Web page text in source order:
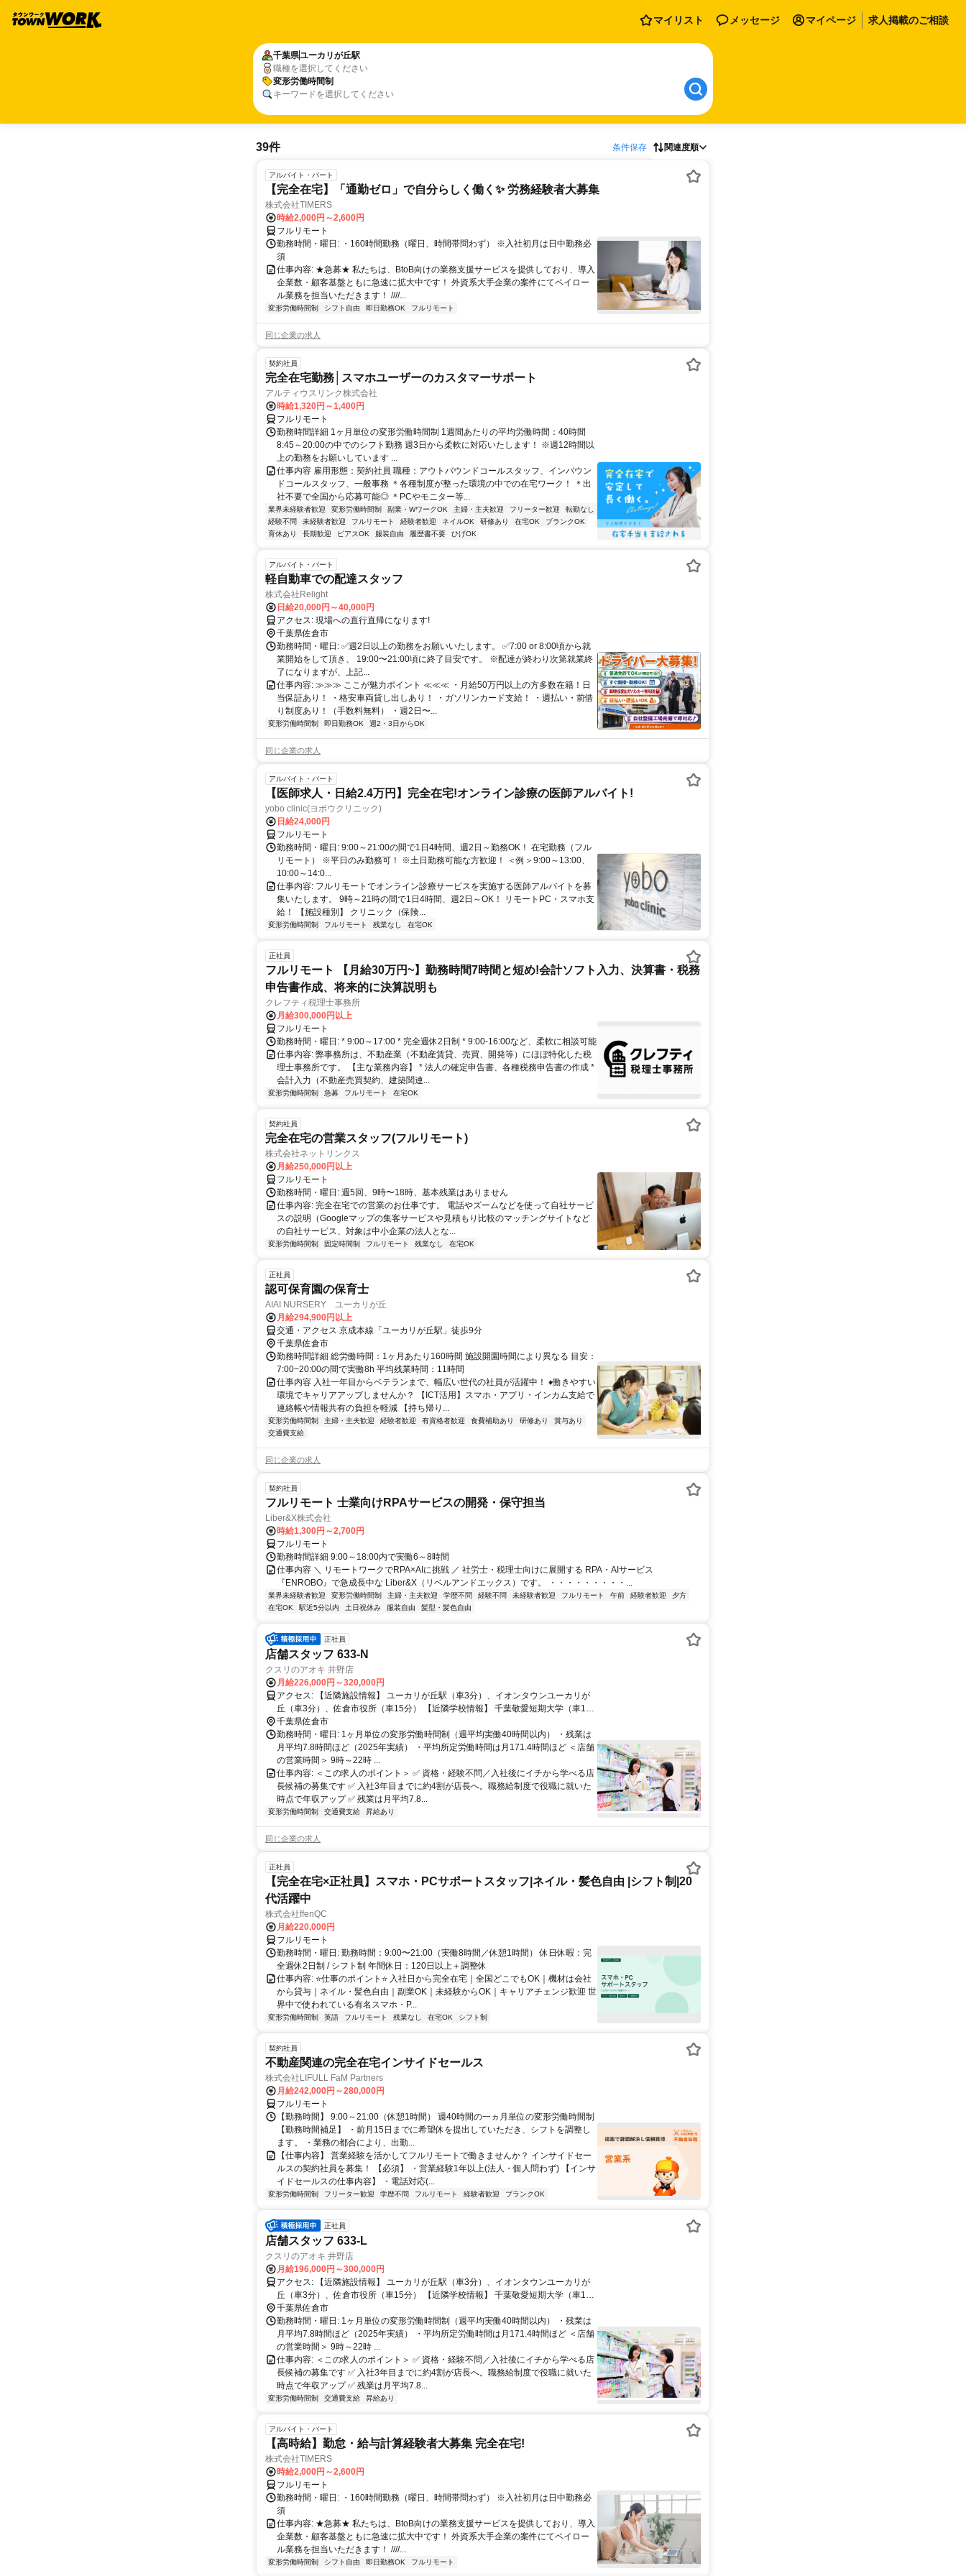
マイリスト メッセージ マイページ 求人掲載のご相談
千葉県ユーカリが丘駅
職種を選択してください
変形労働時間制
キーワードを選択してください
39件 条件保存 関連度順
アルバイト・パート
【完全在宅】「通勤ゼロ」で自分らしく働く✨ 労務経験者大募集
株式会社TIMERS
時給2,000円～2,600円
フルリモート
勤務時間・曜日: ・160時間勤務（曜日、時間帯問わず） ※入社初月は日中勤務必
須
仕事内容: ★急募★ 私たちは、BtoB向けの業務支援サービスを提供しており、導入
企業数・顧客基盤ともに急速に拡大中です！ 外資系大手企業の案件にてペイロー
ル業務を担当いただきます！ ////...
変形労働時間制 シフト自由 即日勤務OK フルリモート
同じ企業の求人
契約社員
完全在宅勤務│スマホユーザーのカスタマーサポート
アルティウスリンク株式会社
時給1,320円～1,400円
フルリモート
勤務時間詳細 1ヶ月単位の変形労働時間制 1週間あたりの平均労働時間：40時間
8:45～20:00の中でのシフト勤務 週3日から柔軟に対応いたします！ ※週12時間以
上の勤務をお願いしています ...
仕事内容 雇用形態：契約社員 職種：アウトバウンドコールスタッフ、インバウン
ドコールスタッフ、一般事務 ＊各種制度が整った環境の中での在宅ワーク！ ＊出
社不要で全国から応募可能◎ ＊PCやモニター等...
業界未経験者歓迎 変形労働時間制 副業・WワークOK 主婦・主夫歓迎 フリーター歓迎
転勤なし
経験不問
未経験者歓迎 フルリモート 経験者歓迎 ネイルOK 研修あり 在宅OK
ブランクOK
育休あり
長期歓迎 ピアスOK 服装自由 履歴書不要 ひげOK
アルバイト・パート
軽自動車での配達スタッフ
株式会社Relight
日給20,000円～40,000円
アクセス: 現場への直行直帰になります!
千葉県佐倉市
勤務時間・曜日: ✅週2日以上の勤務をお願いいたします。 ✅7:00 or 8:00頃から就
業開始をして頂き、 19:00〜21:00頃に終了目安です。 ※配達が終わり次第就業終
了になりますが、上記...
仕事内容: ≫≫≫ ここが魅力ポイント ≪≪≪ ・月給50万円以上の方多数在籍！日
当保証あり！ ・格安車両貸し出しあり！ ・ガソリンカード支給！ ・週払い・前借
り制度あり！（手数料無料） ・週2日〜...
変形労働時間制 即日勤務OK 週2・3日からOK
同じ企業の求人
アルバイト・パート
【医師求人・日給2.4万円】完全在宅!オンライン診療の医師アルバイト!
yobo clinic(ヨボウクリニック)
日給24,000円
フルリモート
勤務時間・曜日: 9:00～21:00の間で1日4時間、週2日～勤務OK！ 在宅勤務（フル
リモート） ※平日のみ勤務可！ ※土日勤務可能な方歓迎！ ＜例＞9:00～13:00、
10:00～14:0...
仕事内容: フルリモートでオンライン診療サービスを実施する医師アルバイトを募
集いたします。 9時～21時の間で1日4時間、週2日～OK！ リモートPC・スマホ支
給！ 【施設種別】 クリニック（保険...
変形労働時間制 フルリモート 残業なし 在宅OK
正社員
フルリモート 【月給30万円~】勤務時間7時間と短め!会計ソフト入力、決算書・税務
申告書作成、将来的に決算説明も
クレフティ税理士事務所
月給300,000円以上
フルリモート
勤務時間・曜日: * 9:00～17:00 * 完全週休2日制 * 9:00-16:00など、柔軟に相談可能
仕事内容: 弊事務所は、不動産業（不動産賃貸、売買、開発等）にほぼ特化した税
理士事務所です。 【主な業務内容】 * 法人の確定申告書、各種税務申告書の作成 *
会計入力（不動産売買契約、建築関連...
変形労働時間制 急募 フルリモート 在宅OK
契約社員
完全在宅の営業スタッフ(フルリモート)
株式会社ネットリンクス
月給250,000円以上
フルリモート
勤務時間・曜日: 週5回、9時〜18時、基本残業はありません
仕事内容: 完全在宅での営業のお仕事です。 電話やズームなどを使って自社サービ
スの説明（Googleマップの集客サービスや見積もり比較のマッチングサイトなど
の自社サービス、対象は中小企業の法人とな...
変形労働時間制 固定時間制 フルリモート 残業なし 在宅OK
正社員
認可保育園の保育士
AIAI NURSERY ユーカリが丘
月給294,900円以上
交通・アクセス 京成本線「ユーカリが丘駅」徒歩9分
千葉県佐倉市
勤務時間詳細 総労働時間：1ヶ月あたり160時間 施設開園時間により異なる 目安：
7:00~20:00の間で実働8h 平均残業時間：11時間
仕事内容 入社一年目からベテランまで、幅広い世代の社員が活躍中！ ♦︎働きやすい
環境でキャリアアップしませんか？ 【ICT活用】スマホ・アプリ・インカム支給で
連絡帳や情報共有の負担を軽減 【持ち帰り...
変形労働時間制 主婦・主夫歓迎 経験者歓迎 有資格者歓迎 食費補助あり 研修あり
賞与あり
交通費支給
同じ企業の求人
契約社員
フルリモート 士業向けRPAサービスの開発・保守担当
Liber&X株式会社
時給1,300円～2,700円
フルリモート
勤務時間詳細 9:00～18:00内で実働6～8時間
仕事内容 ＼ リモートワークでRPA×AIに挑戦 ／ 社労士・税理士向けに展開する RPA・AIサービス
『ENROBO』で急成長中な Liber&X（リベルアンドエックス）です。 ・・・・・・・・・...
業界未経験者歓迎 変形労働時間制 主婦・主夫歓迎 学歴不問 経験不問 未経験者歓迎 フルリモート 午前 経験者歓迎
夕方
在宅OK
駅近5分以内 土日祝休み 服装自由 髪型・髪色自由
正社員
店舗スタッフ 633-N
クスリのアオキ 井野店
月給226,000円～320,000円
アクセス: 【近隣施設情報】 ユーカリが丘駅（車3分）、イオンタウンユーカリが
丘（車3分）、佐倉市役所（車15分） 【近隣学校情報】 千葉敬愛短期大学（車15
分）
千葉県佐倉市
勤務時間・曜日: 1ヶ月単位の変形労働時間制（週平均実働40時間以内） ・残業は
月平均7.8時間ほど（2025年実績） ・平均所定労働時間は月171.4時間ほど ＜店舗
の営業時間＞ 9時～22時 ...
仕事内容: ＜この求人のポイント＞ ✅ 資格・経験不問／入社後にイチから学べる店
長候補の募集です ✅ 入社3年目までに約4割が店長へ。職務給制度で役職に就いた
時点で年収アップ ✅ 残業は月平均7.8...
変形労働時間制 交通費支給 昇給あり
同じ企業の求人
正社員
【完全在宅×正社員】スマホ・PCサポートスタッフ|ネイル・髪色自由 |シフト制|20
代活躍中
株式会社ffenQC
月給220,000円
フルリモート
勤務時間・曜日: 勤務時間：9:00〜21:00（実働8時間／休憩1時間） 休日休暇：完
全週休2日制 / シフト制 年間休日：120日以上＋調整休
仕事内容: ⭐️仕事のポイント⭐️ 入社日から完全在宅｜全国どこでもOK｜機材は会社
から貸与｜ネイル・髪色自由｜副業OK｜未経験からOK｜キャリアチェンジ歓迎 世
界中で使われている有名スマホ・P...
変形労働時間制 英語 フルリモート 残業なし 在宅OK シフト制
契約社員
不動産関連の完全在宅インサイドセールス
株式会社LIFULL FaM Partners
月給242,000円～280,000円
フルリモート
【勤務時間】 9:00～21:00（休憩1時間） 週40時間の一ヵ月単位の変形労働時間制
【勤務時間補足】 ・前月15日までに希望休を提出していただき、シフトを調整し
ます。 ・業務の都合により、出勤...
【仕事内容】 営業経験を活かしてフルリモートで働きませんか？ インサイドセー
ルスの契約社員を募集！ 【必須】 ・営業経験1年以上(法人・個人問わず) 【インサ
イドセールスの仕事内容】 ・電話対応(...
変形労働時間制 フリーター歓迎 学歴不問 フルリモート 経験者歓迎 ブランクOK
正社員
店舗スタッフ 633-L
クスリのアオキ 井野店
月給196,000円～300,000円
アクセス: 【近隣施設情報】 ユーカリが丘駅（車3分）、イオンタウンユーカリが
丘（車3分）、佐倉市役所（車15分） 【近隣学校情報】 千葉敬愛短期大学（車15
分）
千葉県佐倉市
勤務時間・曜日: 1ヶ月単位の変形労働時間制（週平均実働40時間以内） ・残業は
月平均7.8時間ほど（2025年実績） ・平均所定労働時間は月171.4時間ほど ＜店舗
の営業時間＞ 9時～22時 ...
仕事内容: ＜この求人のポイント＞ ✅ 資格・経験不問／入社後にイチから学べる店
長候補の募集です ✅ 入社3年目までに約4割が店長へ。職務給制度で役職に就いた
時点で年収アップ ✅ 残業は月平均7.8...
変形労働時間制 交通費支給 昇給あり
アルバイト・パート
【高時給】勤怠・給与計算経験者大募集 完全在宅!
株式会社TIMERS
時給2,000円～2,600円
フルリモート
勤務時間・曜日: ・160時間勤務（曜日、時間帯問わず） ※入社初月は日中勤務必
須
仕事内容: ★急募★ 私たちは、BtoB向けの業務支援サービスを提供しており、導入
企業数・顧客基盤ともに急速に拡大中です！ 外資系大手企業の案件にてペイロー
ル業務を担当いただきます！ ////...
変形労働時間制 シフト自由 即日勤務OK フルリモート